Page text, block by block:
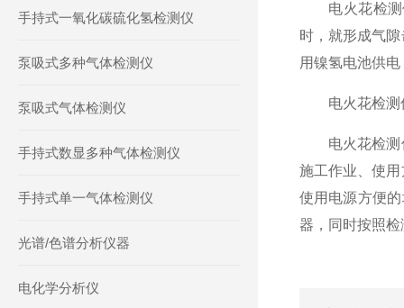
手持式一氧化碳硫化氢检测仪
泵吸式多种气体检测仪
泵吸式气体检测仪
手持式数显多种气体检测仪
手持式单一气体检测仪
光谱/色谱分析仪器
电化学分析仪
电火花检测仪
时，就形成气
用镍氢电池供
电火花检测仪
电火花检测仪
施工作业、使
使用电源方便
器，同时按照